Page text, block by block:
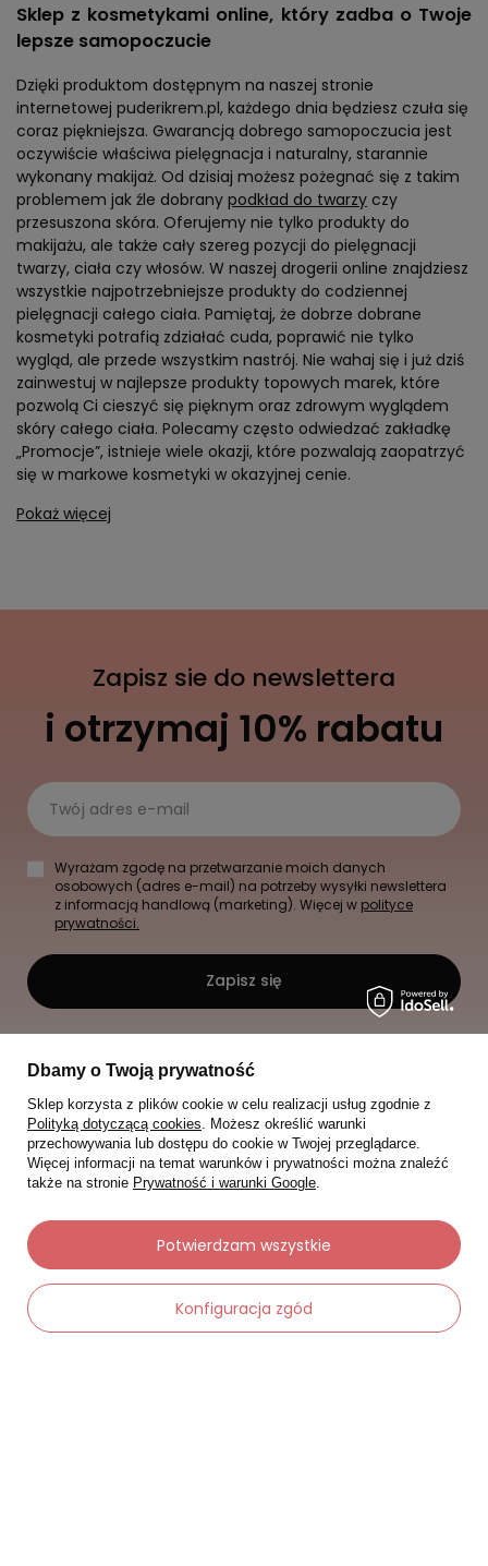
Sklep z kosmetykami online, który zadba o Twoje
lepsze samopoczucie
Dzięki produktom dostępnym na naszej stronie
internetowej puderikrem.pl, każdego dnia będziesz czuła się
coraz piękniejsza. Gwarancją dobrego samopoczucia jest
oczywiście właściwa pielęgnacja i naturalny, starannie
wykonany makijaż. Od dzisiaj możesz pożegnać się z takim
problemem jak źle dobrany podkład do twarzy czy
przesuszona skóra. Oferujemy nie tylko produkty do
makijażu, ale także cały szereg pozycji do pielęgnacji
twarzy, ciała czy włosów. W naszej drogerii online znajdziesz
wszystkie najpotrzebniejsze produkty do codziennej
pielęgnacji całego ciała. Pamiętaj, że dobrze dobrane
kosmetyki potrafią zdziałać cuda, poprawić nie tylko
wygląd, ale przede wszystkim nastrój. Nie wahaj się i już dziś
zainwestuj w najlepsze produkty topowych marek, które
pozwolą Ci cieszyć się pięknym oraz zdrowym wyglądem
skóry całego ciała. Polecamy często odwiedzać zakładkę
„Promocje”, istnieje wiele okazji, które pozwalają zaopatrzyć
się w markowe kosmetyki w okazyjnej cenie.
Pokaż więcej
Zapisz sie do newslettera
i otrzymaj 10% rabatu
Twój adres e-mail
Wyrażam zgodę na przetwarzanie moich danych
osobowych (adres e-mail) na potrzeby wysyłki newslettera
z informacją handlową (marketing). Więcej w polityce
prywatności.
Zapisz się
Dbamy o Twoją prywatność
Sklep korzysta z plików cookie w celu realizacji usług zgodnie z
Polityką dotyczącą cookies. Możesz określić warunki
przechowywania lub dostępu do cookie w Twojej przeglądarce.
Więcej informacji na temat warunków i prywatności można znaleźć
także na stronie Prywatność i warunki Google.
Konfiguracja zgód
Potwierdzam wszystkie